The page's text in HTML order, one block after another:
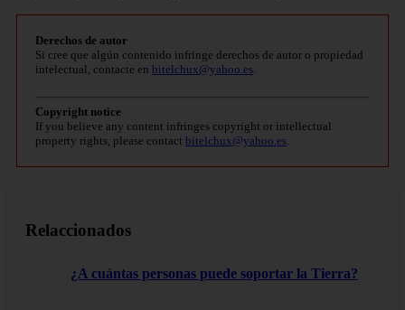
Derechos de autor
Si cree que algún contenido infringe derechos de autor o propiedad
intelectual, contacte en bitelchux@yahoo.es
Copyright notice
If you believe any content infringes copyright or intellectual
property rights, please contact bitelchux@yahoo.es
Relaccionados
¿A cuántas personas puede soportar la Tierra?